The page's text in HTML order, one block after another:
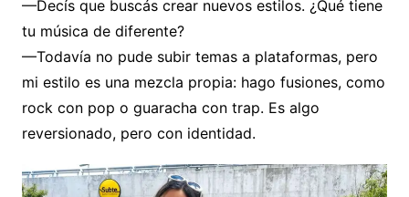
—Decís que buscás crear nuevos estilos. ¿Qué tiene
tu música de diferente?
—Todavía no pude subir temas a plataformas, pero
mi estilo es una mezcla propia: hago fusiones, como
rock con pop o guaracha con trap. Es algo
reversionado, pero con identidad.